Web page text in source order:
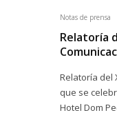
Notas de prensa
Relatoría
Relatoría del
que se
Hotel Dom